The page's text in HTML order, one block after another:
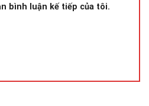
bình luận kế tiếp của tôi.